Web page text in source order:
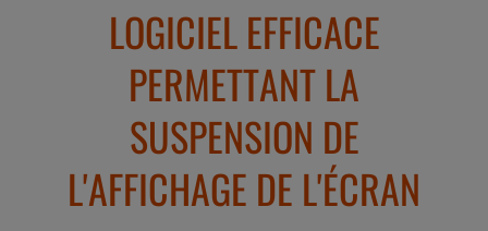
LOGICIEL EFFICACE
PERMETTANT LA
SUSPENSION DE
L'AFFICHAGE DE L'ÉCRAN